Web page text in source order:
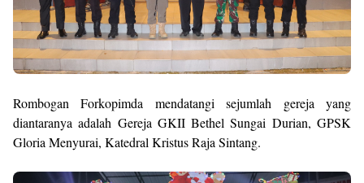
Rombogan Forkopimda mendatangi sejumlah gereja yang
diantaranya adalah Gereja GKII Bethel Sungai Durian, GPSK
Gloria Menyurai, Katedral Kristus Raja Sintang.